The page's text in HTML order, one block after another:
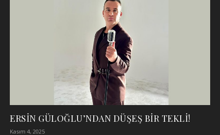
ERSİN GÜLOĞLU’NDAN DÜŞEŞ BİR TEKLİ!
Kasım 4, 2025